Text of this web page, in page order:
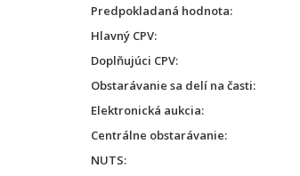
Predpokladaná hodnota
Hlavný CPV
Doplňujúci CPV
Obstarávanie sa delí na časti
Elektronická aukcia
Centrálne obstarávanie
NUTS